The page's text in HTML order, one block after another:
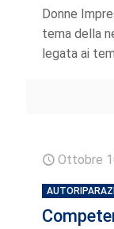
Donne
tema della
legata ai
Ottobre